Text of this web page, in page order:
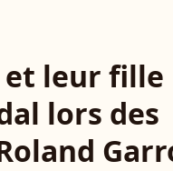
et leur fille
lors des